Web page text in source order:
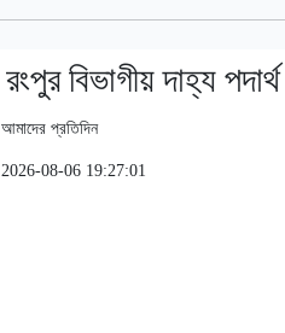
রংপুর বিভাগীয় দাহ্য
আমাদের প্রতিদিন
2026-08-06 19:27:01